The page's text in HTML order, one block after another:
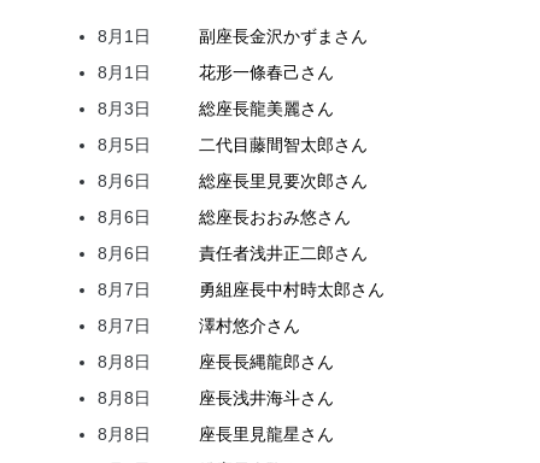
8月1日 副座長金沢かずま さん
8月1日
花形一條春己さん
8月3日
総座長龍美麗さん
8月5日
二代目藤間智太郎さん
8月6日
総座長里見要次郎さん
8月6日
総座長おおみ悠さん
8月6日
責任者浅井正二郎さん
8月7日
勇組座長中村時太郎さん
8月7日
澤村悠介さん
8月8日
座長長縄龍郎さん
8月8日
座長浅井海斗さん
8月8日
座長里見龍星さん